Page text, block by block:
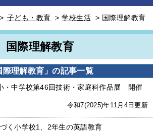
> 子ども・教育 > 学校生活 > 国際理解教育
国際理解教育
際理解教育」の記事一覧
・中学校第46回技術・家庭科作品展 開催
令和7(2025)年11月4日更新
く小学校1、2年生の英語教育